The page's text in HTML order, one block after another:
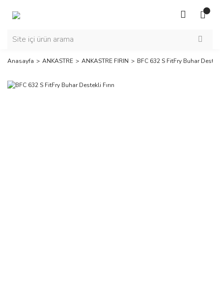
Anasayfa ANKASTRE ANKASTRE FIRIN BFC 632 S FitFry Buhar